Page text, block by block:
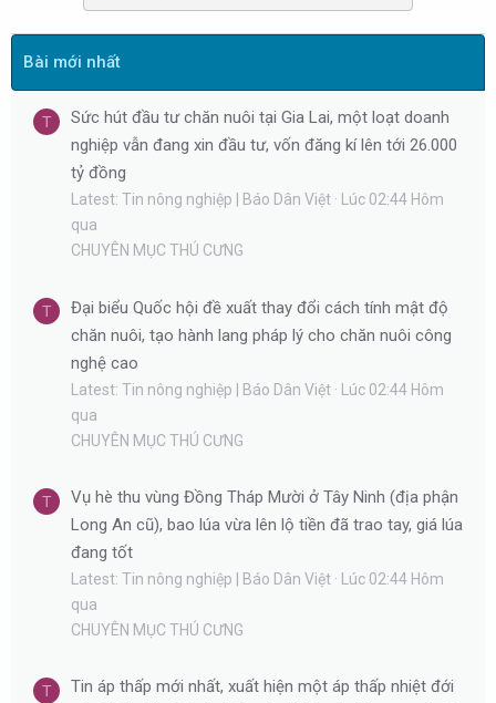
Bài mới nhất
T
Sức hút đầu tư chăn nuôi tại Gia Lai, một loạt doanh
nghiệp vẫn đang xin đầu tư, vốn đăng kí lên tới 26.000
tỷ đồng
Latest: Tin nông nghiệp | Báo Dân Việt
Lúc 02:44 Hôm
qua
CHUYÊN MỤC THÚ CƯNG
T
Đại biểu Quốc hội đề xuất thay đổi cách tính mật độ
chăn nuôi, tạo hành lang pháp lý cho chăn nuôi công
nghệ cao
Latest: Tin nông nghiệp | Báo Dân Việt
Lúc 02:44 Hôm
qua
CHUYÊN MỤC THÚ CƯNG
T
Vụ hè thu vùng Đồng Tháp Mười ở Tây Ninh (địa phận
Long An cũ), bao lúa vừa lên lộ tiền đã trao tay, giá lúa
đang tốt
Latest: Tin nông nghiệp | Báo Dân Việt
Lúc 02:44 Hôm
qua
CHUYÊN MỤC THÚ CƯNG
T
Tin áp thấp mới nhất, xuất hiện một áp thấp nhiệt đới